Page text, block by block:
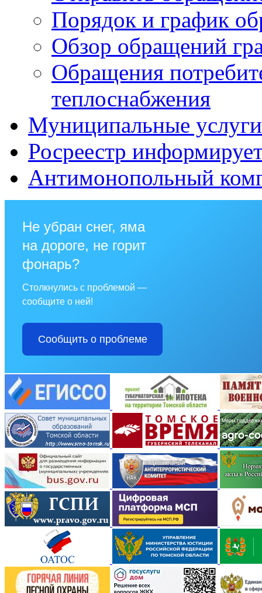
Порядок и график
Обзор обращений
Обращения
теплоснабжения
Муниципальные
Росреестр
Антимонопольный
Не убран снег, яма
на дороге, не горит
фонарь?
Столкнулись с проблемой —
сообщите о ней!
Сообщить о проблеме